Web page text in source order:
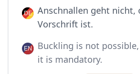
Anschnallen geht nicht,
Vorschrift ist.
Buckling is not
it is mandatory.